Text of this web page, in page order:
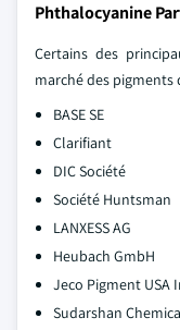
Phthalocyanine
Certains des
marché des
BASE SE
Clarifiant
DIC Société
Société Huntsman
LANXESS AG
Heubach GmbH
Jeco Pigment USA
Sudarshan